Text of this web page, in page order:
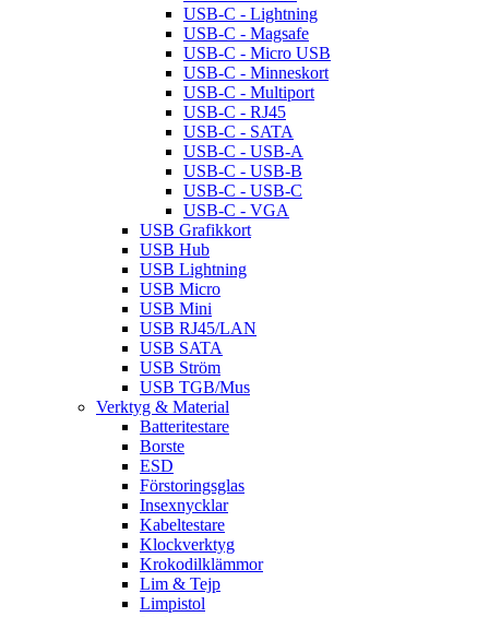
USB-C - Lightning
USB-C - Magsafe
USB-C - Micro USB
USB-C - Minneskort
USB-C - Multiport
USB-C - RJ45
USB-C - SATA
USB-C - USB-A
USB-C - USB-B
USB-C - USB-C
USB-C - VGA
USB Grafikkort
USB Hub
USB Lightning
USB Micro
USB Mini
USB RJ45/LAN
USB SATA
USB Ström
USB TGB/Mus
Verktyg & Material
Batteritestare
Borste
ESD
Förstoringsglas
Insexnycklar
Kabeltestare
Klockverktyg
Krokodilklämmor
Lim & Tejp
Limpistol